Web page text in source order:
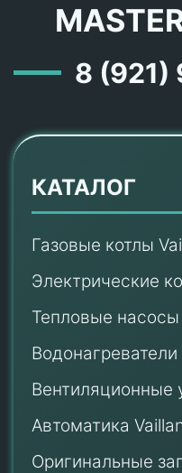
8
КАТАЛОГ
Газовые котлы
Электрические
Тепловые насосы
Водонагреватели
Вентиляционные
Автоматика
Оригинальные